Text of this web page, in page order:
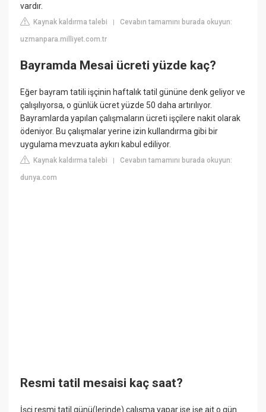
vardır.
Kaynak kaldırma talebi |Cevabın tamamını burada okuyun:
uzmanpara.milliyet.com.tr
Bayramda Mesai ücreti yüzde kaç?
Eğer bayram tatili işçinin haftalık tatil gününe denk geliyor ve
çalışılıyorsa, o günlük ücret yüzde 50 daha artırılıyor.
Bayramlarda yapılan çalışmaların ücreti işçilere nakit olarak
ödeniyor. Bu çalışmalar yerine izin kullandırma gibi bir
uygulama mevzuata aykırı kabul ediliyor.
Kaynak kaldırma talebi |Cevabın tamamını burada okuyun:
dunya.com
Resmi tatil mesaisi kaç saat?
İşçi resmi tatil günü(lerinde) çalışma yapar ise işe ait o gün